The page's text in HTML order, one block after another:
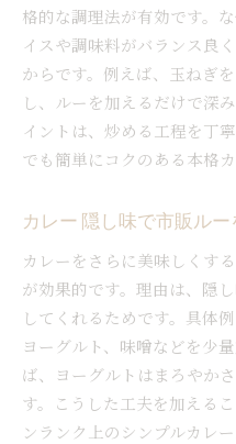
格的な調理法が有効です。
イスや調味料がバランス良
からです。例えば、玉ねぎ
し、ルーを加えるだけで深
イントは、炒める工程を丁
でも簡単にコクのある本格
カレー 隠し味で市販ル
カレーをさらに美味しくす
が効果的です。理由は、隠
してくれるためです。具体
ヨーグルト、味噌などを少
ば、ヨーグルトはまろやか
す。こうした工夫を加える
ンランク上のシンプルカレー